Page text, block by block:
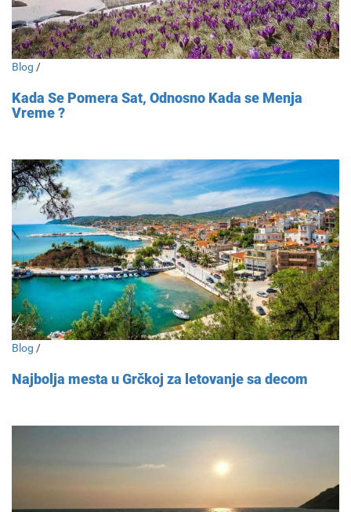
Blog /
Kada Se Pomera Sat, Odnosno Kada se Menja
Vreme ?
Blog /
Najbolja mesta u Grčkoj za letovanje sa decom